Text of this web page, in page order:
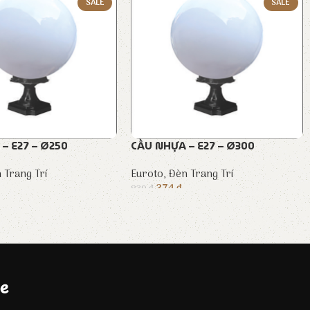
E27 – Ø250
Trang Trí
CẦU NHỰA – E27 – Ø300
Euroto,Đèn Trang Trí
830₫374₫